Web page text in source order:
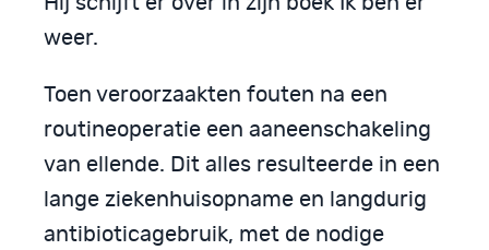
weer.
Toen veroorzaakten fouten na een
routineoperatie een aaneenschakeling
van ellende. Dit alles resulteerde in een
lange ziekenhuisopname en langdurig
antibioticagebruik, met de nodige